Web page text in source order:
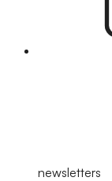
newsletters